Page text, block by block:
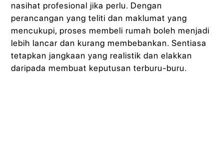
nasihat profesional jika perlu. Dengan
perancangan yang teliti dan maklumat yang
mencukupi, proses membeli rumah boleh menjadi
lebih lancar dan kurang membebankan. Sentiasa
tetapkan jangkaan yang realistik dan elakkan
daripada membuat keputusan terburu-buru.